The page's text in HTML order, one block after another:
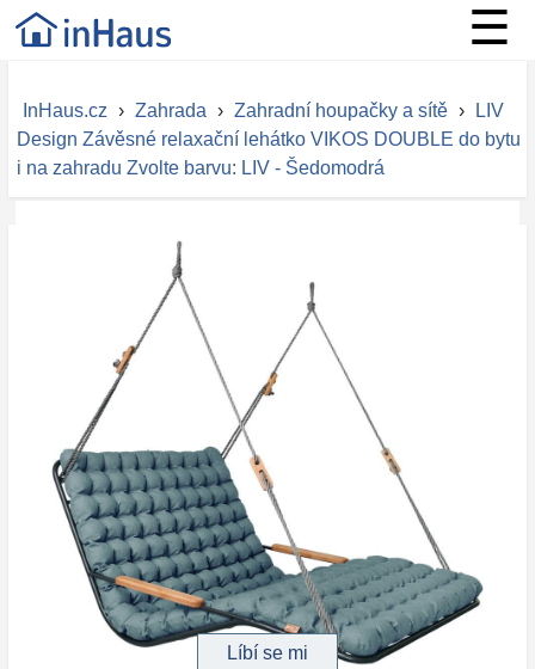
☰
InHaus.cz › Zahrada › Zahradní houpačky a sítě ›
LIV
Design Závěsné relaxační lehátko VIKOS DOUBLE do bytu
i na zahradu Zvolte barvu: LIV - Šedomodrá